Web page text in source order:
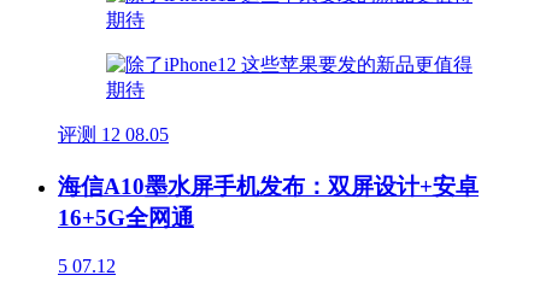
评测 12 08.05
海信A10墨水屏手机发布：双屏设计+安卓
16+5G全网通
5 07.12